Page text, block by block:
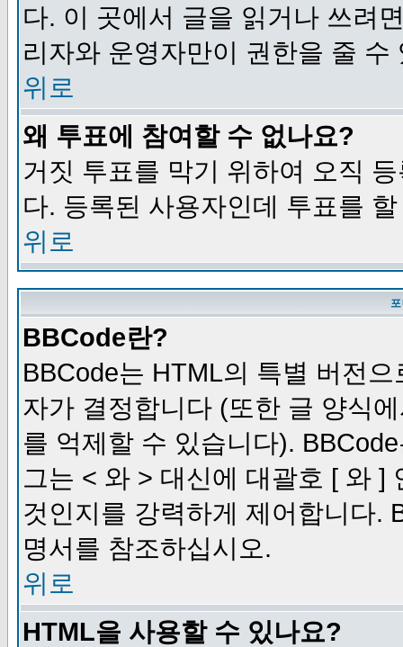
다. 이 곳에서 글을 읽거나 쓰려
리자와 운영자만이 권한을 줄
위로
왜 투표에 참여할 수 없나요?
거짓 투표를 막기 위하여 오직
다. 등록된 사용자인데 투표를
위로
BBCode란?
BBCode는 HTML의 특별 버전
자가 결정합니다 (또한 글 양식
를 억제할 수 있습니다).
그는 < 와 > 대신에 대괄호 [ 와 ]
것인지를 강력하게 제어합니다.
명서를 참조하십시오.
위로
HTML을 사용할 수 있나요?